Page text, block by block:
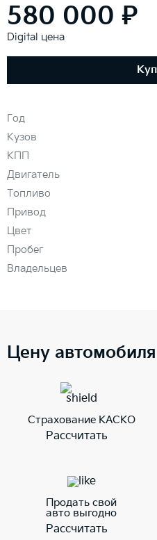
580 000 ₽
Digital цена
Год
Кузов
КПП
Двигатель
Топливо
Привод
Цвет
Пробег
Владельцев
Цену
Страхование КАСКО
Рассчитать
Продать свой
авто выгодно
Рассчитать